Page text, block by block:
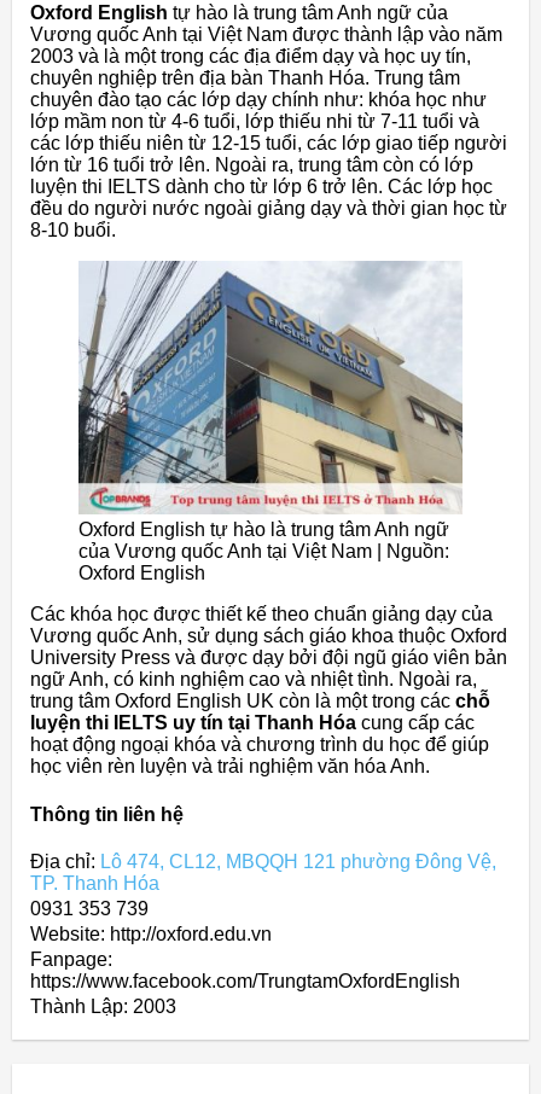
Oxford English tự hào là trung tâm Anh ngữ của
Vương quốc Anh tại Việt Nam được thành lập vào năm
2003 và là một trong các địa điểm dạy và học uy tín,
chuyên nghiệp trên địa bàn Thanh Hóa. Trung tâm
chuyên đào tạo các lớp dạy chính như: khóa học như
lớp mầm non từ 4-6 tuổi, lớp thiếu nhi từ 7-11 tuổi và
các lớp thiếu niên từ 12-15 tuổi, các lớp giao tiếp người
lớn từ 16 tuổi trở lên. Ngoài ra, trung tâm còn có lớp
luyện thi IELTS dành cho từ lớp 6 trở lên. Các lớp học
đều do người nước ngoài giảng dạy và thời gian học từ
8-10 buổi.
Oxford English tự hào là trung tâm Anh ngữ
của Vương quốc Anh tại Việt Nam | Nguồn:
Oxford English
Các khóa học được thiết kế theo chuẩn giảng dạy của
Vương quốc Anh, sử dụng sách giáo khoa thuộc Oxford
University Press và được dạy bởi đội ngũ giáo viên bản
ngữ Anh, có kinh nghiệm cao và nhiệt tình. Ngoài ra,
trung tâm Oxford English UK còn là một trong các chỗ
luyện thi IELTS uy tín tại Thanh Hóa cung cấp các
hoạt động ngoại khóa và chương trình du học để giúp
học viên rèn luyện và trải nghiệm văn hóa Anh.
Thông tin liên hệ
Địa chỉ: Lô 474, CL12, MBQQH 121 phường Đông Vệ,
TP. Thanh Hóa
0931 353 739
Website: http://oxford.edu.vn
Fanpage:
https://www.facebook.com/TrungtamOxfordEnglish
Thành Lập: 2003